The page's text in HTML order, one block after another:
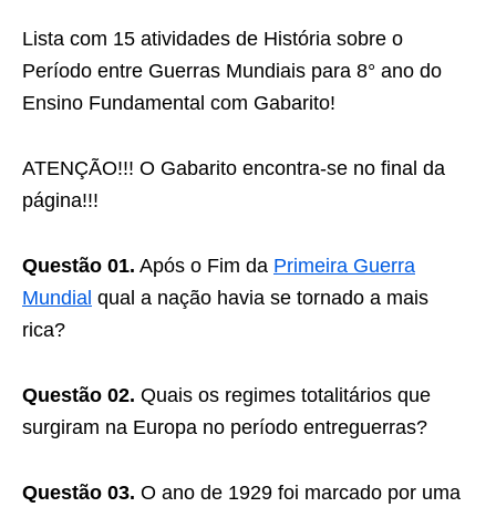
Lista com 15 atividades de História sobre o
Período entre Guerras Mundiais para 8° ano do
Ensino Fundamental com Gabarito!
ATENÇÃO!!! O Gabarito encontra-se no final da
página!!!
Questão 01. Após o Fim da Primeira Guerra
Mundial qual a nação havia se tornado a mais
rica?
Questão 02. Quais os regimes totalitários que
surgiram na Europa no período entreguerras?
Questão 03. O ano de 1929 foi marcado por uma